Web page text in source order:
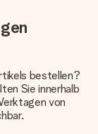
als Paket oder
es als Paket
unseren
bestellen?
Sie innerhalb
von